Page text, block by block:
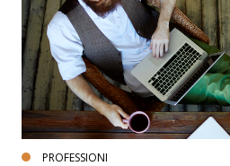
PROFESSIONI